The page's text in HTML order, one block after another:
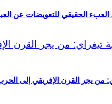
الحقيقي للتعويضات عن
من يجر القرن الإفريقي إلى